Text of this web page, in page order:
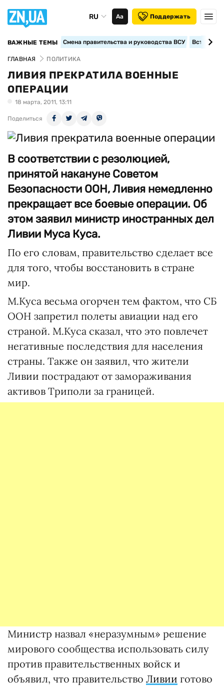
RU Аа Поддержать
ВАЖНЫЕ ТЕМЫ Смена правительства и руководства ВСУ
ГЛАВНАЯ ПОЛИТИКА
ЛИВИЯ ПРЕКРАТИЛА ВОЕННЫЕ
ОПЕРАЦИИ
18 марта, 2011, 13:11
Поделиться
В соответствии с резолюцией,
принятой накануне Советом
Безопасности ООН, Ливия немедленно
прекращает все боевые операции. Об
этом заявил министр иностранных дел
Ливии Муса Куса.
По его словам, правительство сделает все
для того, чтобы восстановить в стране
мир.
М.Куса весьма огорчен тем фактом, что СБ
ООН запретил полеты авиации над его
страной. М.Куса сказал, что это повлечет
негативные последствия для населения
страны. Также он заявил, что жители
Ливии пострадают от замораживания
активов Триполи за границей.
Министр назвал «неразумным» решение
мирового сообщества использовать силу
против правительственных войск и
объявил, что правительство Ливии готово